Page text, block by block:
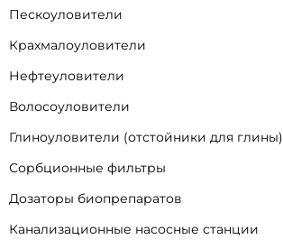
Пескоуловители
Крахмалоуловители
Нефтеуловители
Волосоуловители
Глиноуловители (отстойники для глины)
Сорбционные фильтры
Дозаторы биопрепаратов
Канализационные насосные станции